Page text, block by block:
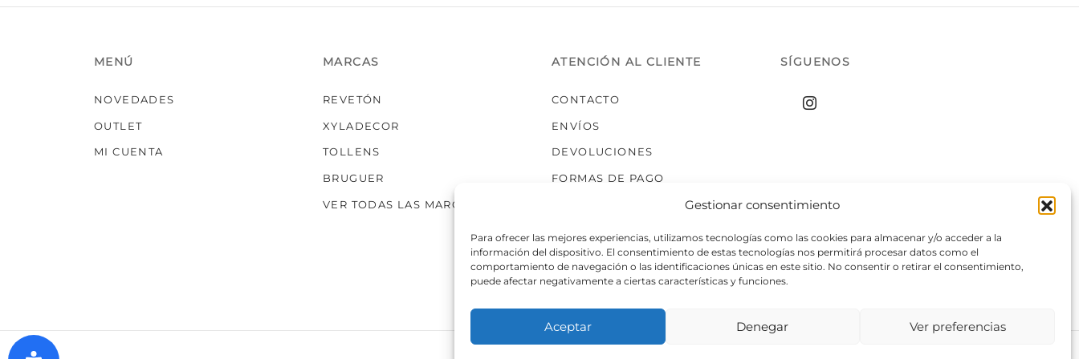
Gestionar consentimiento
Para ofrecer las mejores experiencias, utilizamos tecnologías como las cookies para almacenar y/o acceder a la
información del dispositivo. El consentimiento de estas tecnologías nos permitirá procesar datos como el
comportamiento de navegación o las identificaciones únicas en este sitio. No consentir o retirar el consentimiento,
puede afectar negativamente a ciertas características y funciones.
Aceptar Denegar Ver preferencias
MENÚ
NOVEDADES
OUTLET
MI CUENTA
MARCAS
REVETÓN
XYLADECOR
TOLLENS
BRUGUER
VER TODAS LAS MARCAS
ATENCIÓN AL CLIENTE
CONTACTO
ENVÍOS
DEVOLUCIONES
FORMAS DE PAGO
SÍGUENOS